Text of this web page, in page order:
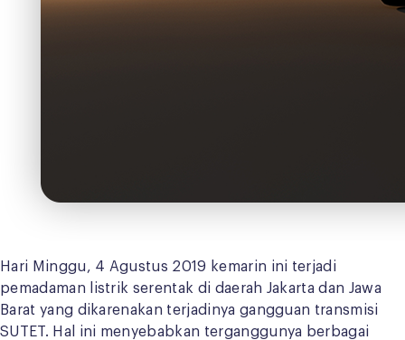
Hari Minggu, 4 Agustus 2019 kemarin ini terjadi
pemadaman listrik serentak di daerah Jakarta dan Jawa
Barat yang dikarenakan terjadinya gangguan transmisi
SUTET. Hal ini menyebabkan terganggunya berbagai